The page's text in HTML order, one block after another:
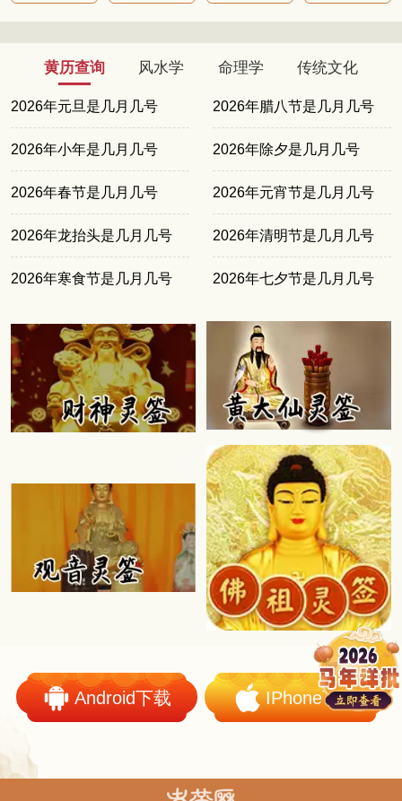
黄历查询 风水学 命理学 传统文化
2026年元旦是几月几号 2026年腊八节是几月几号
2026年小年是几月几号 2026年除夕是几月几号
2026年春节是几月几号 2026年元宵节是几月几号
2026年龙抬头是几月几号 2026年清明节是几月几号
2026年寒食节是几月几号 2026年七夕节是几月几号
Android下载 IPhone下载